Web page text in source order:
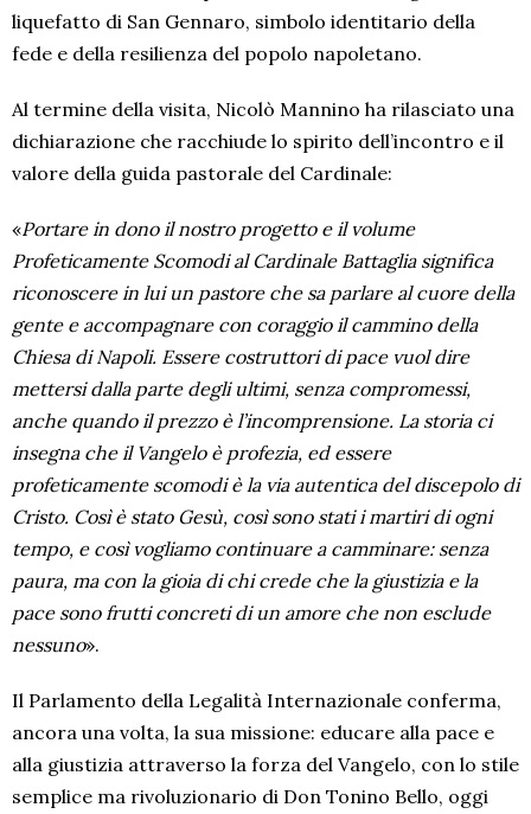
liquefatto di San Gennaro, simbolo identitario della
fede e della resilienza del popolo napoletano.
Al termine della visita, Nicolò Mannino ha rilasciato una
dichiarazione che racchiude lo spirito dell’incontro e il
valore della guida pastorale del Cardinale:
«Portare in dono il nostro progetto e il volume
Profeticamente Scomodi al Cardinale Battaglia significa
riconoscere in lui un pastore che sa parlare al cuore della
gente e accompagnare con coraggio il cammino della
Chiesa di Napoli. Essere costruttori di pace vuol dire
mettersi dalla parte degli ultimi, senza compromessi,
anche quando il prezzo è l’incomprensione. La storia ci
insegna che il Vangelo è profezia, ed essere
profeticamente scomodi è la via autentica del discepolo di
Cristo. Così è stato Gesù, così sono stati i martiri di ogni
tempo, e così vogliamo continuare a camminare: senza
paura, ma con la gioia di chi crede che la giustizia e la
pace sono frutti concreti di un amore che non esclude
nessuno».
Il Parlamento della Legalità Internazionale conferma,
ancora una volta, la sua missione: educare alla pace e
alla giustizia attraverso la forza del Vangelo, con lo stile
semplice ma rivoluzionario di Don Tonino Bello, oggi